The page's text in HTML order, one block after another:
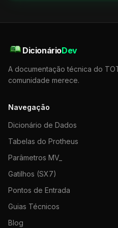
DicionárioDev
A documentação técnica do
comunidade merece.
Navegação
Dicionário de Dados
Tabelas do Protheus
Parâmetros MV_
Gatilhos (SX7)
Pontos de Entrada
Guias Técnicos
Blog